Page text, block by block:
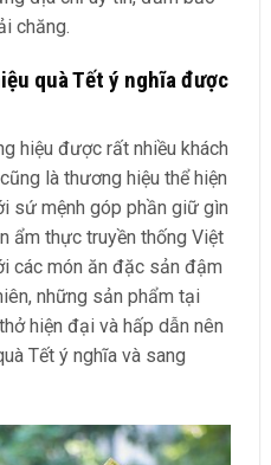
chăng.
quà Tết ý nghĩa được
hiệu được rất nhiều khách
là thương hiệu thể hiện
sứ mệnh góp phần giữ gìn
ẩm thực truyền thống Việt
các món ăn đặc sản đậm
những sản phẩm tại
hiện đại và hấp dẫn nên
Tết ý nghĩa và sang